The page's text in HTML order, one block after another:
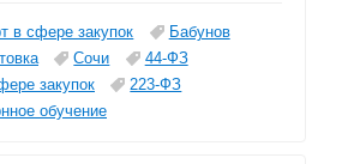
в сфере закупок
Бабунов
Сочи
44-ФЗ
закупок
223-ФЗ
обучение